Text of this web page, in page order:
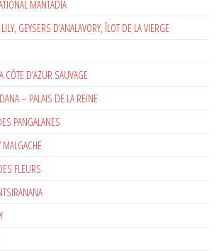
MANTADIA
GEYSERS D’ANALAVORY, ÎLOT DE LA VIERGE
D’AZUR SAUVAGE
– PALAIS DE LA REINE
PANGALANES
FLEURS